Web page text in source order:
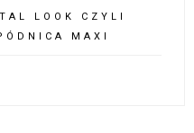
LOOK CZYLI
MAXI